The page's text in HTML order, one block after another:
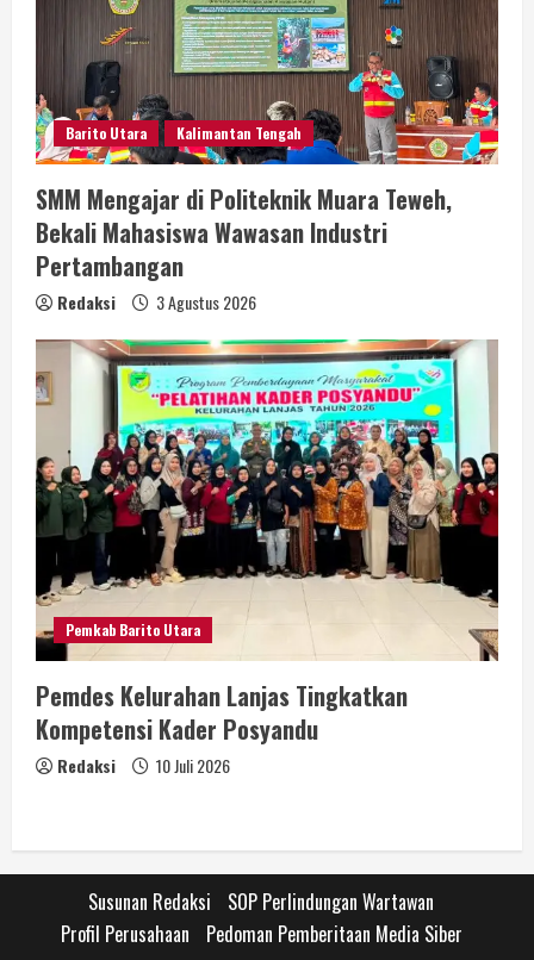
Barito Utara Kalimantan Tengah
SMM Mengajar di Politeknik Muara Teweh,
Bekali Mahasiswa Wawasan Industri
Pertambangan
Redaksi 3 Agustus 2026
Pemkab Barito Utara
Pemdes Kelurahan Lanjas Tingkatkan
Kompetensi Kader Posyandu
Redaksi 10 Juli 2026
Susunan Redaksi
SOP Perlindungan Wartawan
Profil Perusahaan
Pedoman Pemberitaan Media Siber